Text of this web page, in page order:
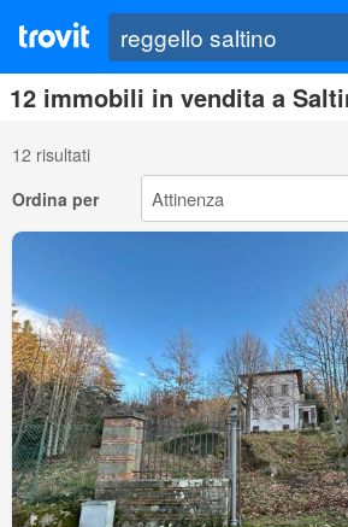
12 immobili in vendita a
12 risultati
Ordina per